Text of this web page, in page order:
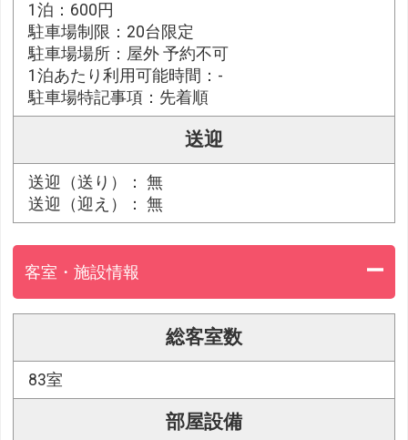
1泊：600円
駐車場制限：20台限定
駐車場場所：屋外 予約不可
1泊あたり利用可能時間：-
駐車場特記事項：先着順
送迎
送迎（送り）： 無
送迎（迎え）： 無
客室・施設情報
総客室数
83室
部屋設備